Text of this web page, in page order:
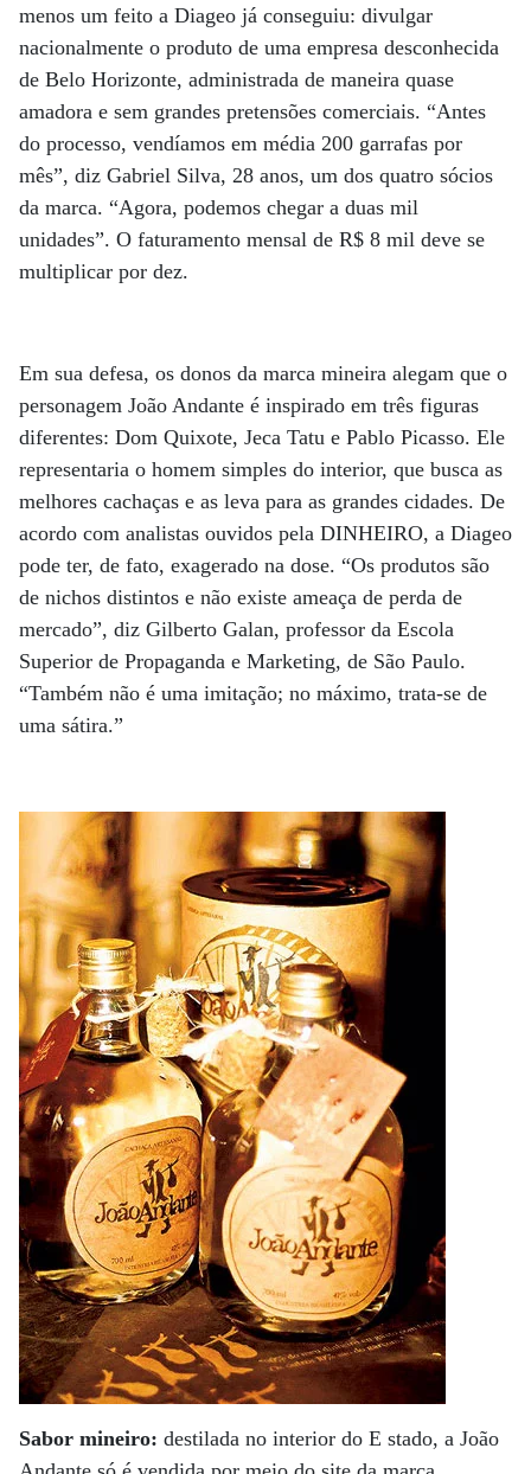
menos um feito a Diageo já conseguiu: divulgar
nacionalmente o produto de uma empresa desconhecida
de Belo Horizonte, administrada de maneira quase
amadora e sem grandes pretensões comerciais. “Antes
do processo, vendíamos em média 200 garrafas por
mês”, diz Gabriel Silva, 28 anos, um dos quatro sócios
da marca. “Agora, podemos chegar a duas mil
unidades”. O faturamento mensal de R$ 8 mil deve se
multiplicar por dez.
Em sua defesa, os donos da marca mineira alegam que o
personagem João Andante é inspirado em três figuras
diferentes: Dom Quixote, Jeca Tatu e Pablo Picasso. Ele
representaria o homem simples do interior, que busca as
melhores cachaças e as leva para as grandes cidades. De
acordo com analistas ouvidos pela DINHEIRO, a Diageo
pode ter, de fato, exagerado na dose. “Os produtos são
de nichos distintos e não existe ameaça de perda de
mercado”, diz Gilberto Galan, professor da Escola
Superior de Propaganda e Marketing, de São Paulo.
“Também não é uma imitação; no máximo, trata-se de
uma sátira.”
Sabor mineiro: destilada no interior do E stado, a João